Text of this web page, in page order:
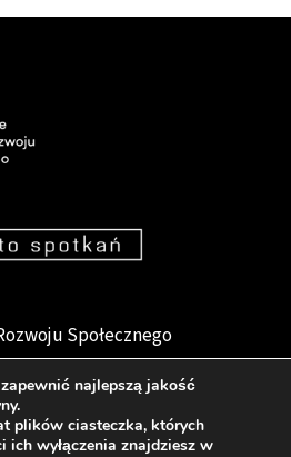
Społecznego
Wrocław
najlepszą jakość
plików ciasteczka, których
ich wyłączenia znajdziesz w